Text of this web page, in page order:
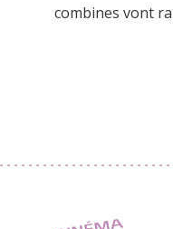
combines vont